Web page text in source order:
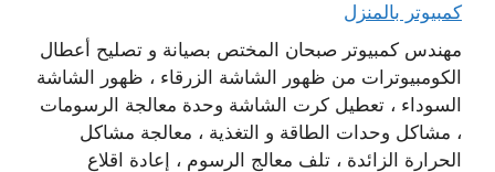
كمبيوتر بالمنزل
مهندس كمبيوتر صبحان المختص بصيانة و تصليح أعطال
الكومبيوترات من ظهور الشاشة الزرقاء ، ظهور الشاشة
السوداء ، تعطيل كرت الشاشة وحدة معالجة الرسومات
، مشاكل وحدات الطاقة و التغذية ، معالجة مشاكل
الحرارة الزائدة ، تلف معالج الرسوم ، إعادة اقلاع